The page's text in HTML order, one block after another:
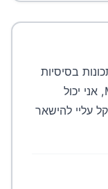
בסיסיות
אלא אם כן שדרגתי. עם MindMap AI, אני יכול
עליי להישאר